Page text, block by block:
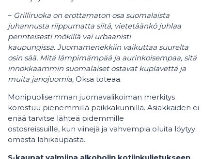
– Grilliruoka on erottamaton osa suomalaista
juhannusta riippumatta siitä, vietetäänkö juhlaa
perinteisesti mökillä vai urbaanisti
kaupungissa. Juomamenekkiin vaikuttaa suurelta
osin sää. Mitä lämpimämpää ja aurinkoisempaa, sitä
innokkaammin suomalaiset ostavat kuplavettä ja
muita janojuomia, Oksa toteaa.
Monipuolisemman juomavalikoiman merkitys
korostuu pienemmillä paikkakunnilla. Asiakkaiden ei
enää tarvitse lähteä pidemmille
ostosreissuille, kun viinejä ja vahvempia oluita löytyy
omasta lähikaupasta.